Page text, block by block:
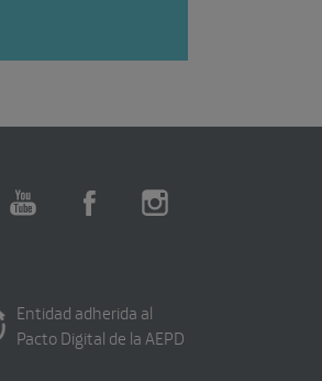
Entidad adherida al
Pacto Digital de la AEPD